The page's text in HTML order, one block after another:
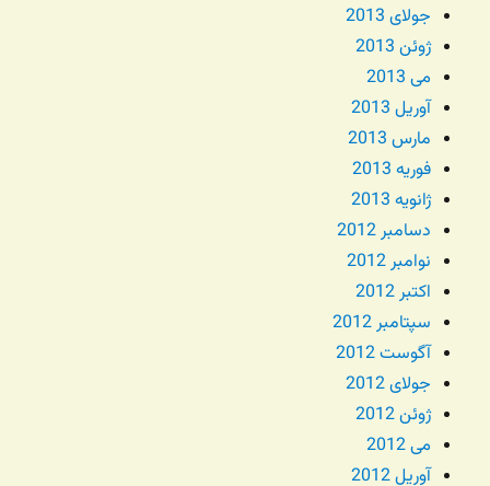
جولای 2013
ژوئن 2013
می 2013
آوریل 2013
مارس 2013
فوریه 2013
ژانویه 2013
دسامبر 2012
نوامبر 2012
اکتبر 2012
سپتامبر 2012
آگوست 2012
جولای 2012
ژوئن 2012
می 2012
آوریل 2012